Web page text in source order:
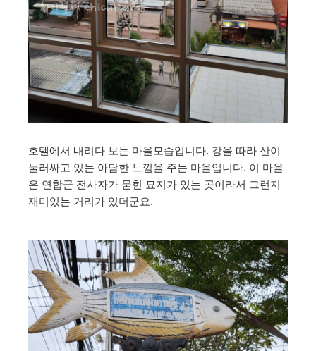
호텔에서 내려다 보는 마을모습입니다. 강을 따라 산이
둘러싸고 있는 아담한 느낌을 주는 마을입니다. 이 마을
은 연합군 전사자가 묻힌 묘지가 있는 곳이라서 그런지
재미있는 거리가 있더군요.